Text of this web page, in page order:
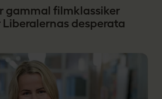
gammal filmklassiker
desperata